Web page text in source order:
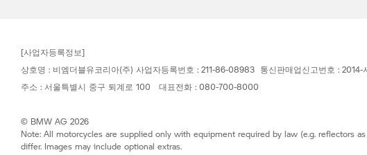
[사업자등록정보]
상호명 : 비엠더블유코리아(주) 사업자등록번호 : 211-86-08983 통신판매업신고번호 :
주소 : 서울특별시 중구 퇴계로 100 대표전화 : 080-700-8000
© BMW AG 2026
Note: All motorcycles are supplied only with equipment required by law (e.g. reflectors
differ. Images may include optional extras.